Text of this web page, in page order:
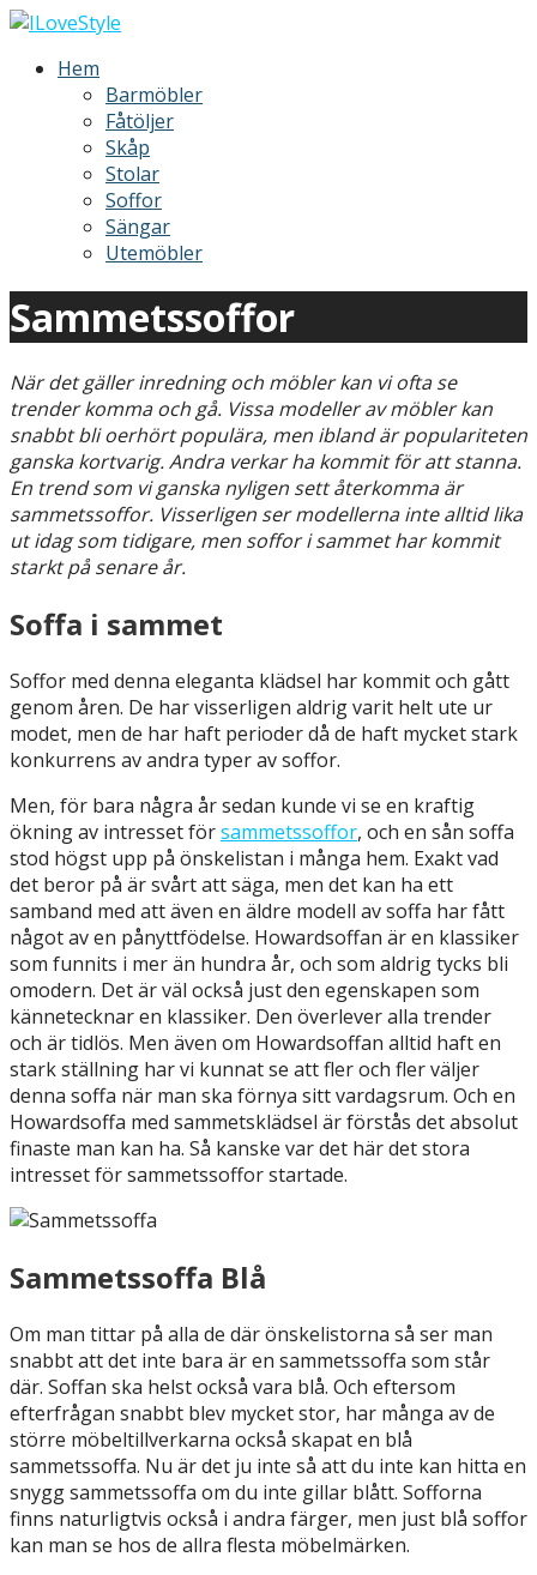
Hoppa
innehållHem
Barmöbler
Fåtöljer
Skåp
Stolar
Soffor
Sängar
Utemöbler
Sammetssoffor
När det gäller inredning och möbler kan vi ofta se
trender komma och gå. Vissa modeller av möbler kan
snabbt bli oerhört populära, men ibland är populariteten
ganska kortvarig. Andra verkar ha kommit för att stanna.
En trend som vi ganska nyligen sett återkomma är
sammetssoffor. Visserligen ser modellerna inte alltid lika
ut idag som tidigare, men soffor i sammet har kommit
starkt på senare år.
Soffa i sammet
Soffor med denna eleganta klädsel har kommit och gått
genom åren. De har visserligen aldrig varit helt ute ur
modet, men de har haft perioder då de haft mycket stark
konkurrens av andra typer av soffor.
Men, för bara några år sedan kunde vi se en kraftig
ökning av intresset försammetssoffor, och en sån soffa
stod högst upp på önskelistan i många hem. Exakt vad
det beror på är svårt att säga, men det kan ha ett
samband med att även en äldre modell av soffa har fått
något av en pånyttfödelse. Howardsoffan är en klassiker
som funnits i mer än hundra år, och som aldrig tycks bli
omodern. Det är väl också just den egenskapen som
kännetecknar en klassiker. Den överlever alla trender
och är tidlös. Men även om Howardsoffan alltid haft en
stark ställning har vi kunnat se att fler och fler väljer
denna soffa när man ska förnya sitt vardagsrum. Och en
Howardsoffa med sammetsklädsel är förstås det absolut
finaste man kan ha. Så kanske var det här det stora
intresset för sammetssoffor startade.
Sammetssoffa Blå
Om man tittar på alla de där önskelistorna så ser man
snabbt att det inte bara är en sammetssoffa som står
där. Soffan ska helst också vara blå. Och eftersom
efterfrågan snabbt blev mycket stor, har många av de
större möbeltillverkarna också skapat en blå
sammetssoffa. Nu är det ju inte så att du inte kan hitta en
snygg sammetssoffa om du inte gillar blått. Sofforna
finns naturligtvis också i andra färger, men just blå soffor
kan man se hos de allra flesta möbelmärken.